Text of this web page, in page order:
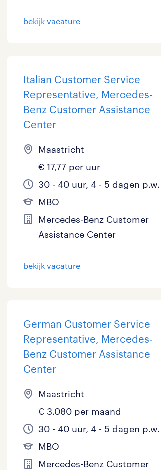
bekijk vacature
Italian Customer Service
Representative, Mercedes-
Benz Customer Assistance
Center
Maastricht
€ 17,77 per uur
30 - 40 uur, 4 - 5 dagen p.w.
MBO
Mercedes-Benz Customer
Assistance Center
bekijk vacature
German Customer Service
Representative, Mercedes-
Benz Customer Assistance
Center
Maastricht
€ 3.080 per maand
30 - 40 uur, 4 - 5 dagen p.w.
MBO
Mercedes-Benz Customer